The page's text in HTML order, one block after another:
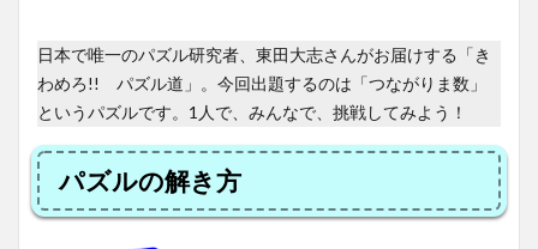
日本で唯一のパズル研究者、東田大志さんがお届けする「き
わめろ!! パズル道」。今回出題するのは「つながりま数」
というパズルです。1人で、みんなで、挑戦してみよう！
パズルの解き方